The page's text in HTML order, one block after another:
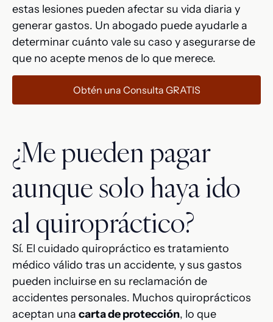
estas lesiones pueden afectar su vida diaria y
generar gastos. Un abogado puede ayudarle a
determinar cuánto vale su caso y asegurarse de
que no acepte menos de lo que merece.
Obtén una Consulta GRATIS
¿Me pueden pagar
aunque solo haya ido
al quiropráctico?
Sí. El cuidado quiropráctico es tratamiento
médico válido tras un accidente, y sus gastos
pueden incluirse en su reclamación de
accidentes personales. Muchos quiroprácticos
aceptan una carta de protección, lo que